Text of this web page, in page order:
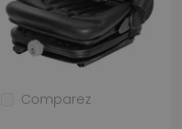
Comparez